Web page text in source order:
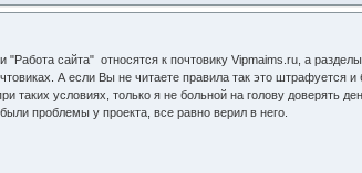
сайта" относятся к почтовику Vipmaims.ru, а
А если Вы не читаете правила так это штрафуется
таких условиях, только я не больной на голову доверять
проблемы у проекта, все равно верил в него.